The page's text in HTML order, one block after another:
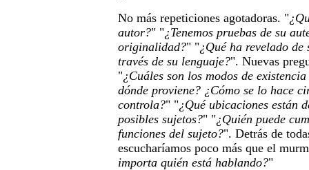
No más repeticiones agotadoras. "
autor?" "¿Tenemos pruebas de su
originalidad?" "¿Qué ha revelado de
través de su lenguaje?". Nuevas
"¿Cuáles son los modos de
dónde proviene? ¿Cómo se lo hace
controla?" "¿Qué ubicaciones están
posibles sujetos?" "¿Quién puede
funciones del sujeto?". Detrás de
escucharíamos poco más que el
importa quién está hablando?"